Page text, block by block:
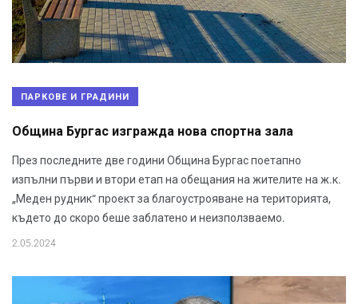
ПАРКОВЕ И ГРАДИНИ
Община Бургас изгражда нова спортна зала
През последните две години Община Бургас поетапно
изпълни първи и втори етап на обещания на жителите на ж.к.
„Меден рудник“ проект за благоустрояване на територията,
където до скоро беше заблатено и неизползваемо.
2.05.2024